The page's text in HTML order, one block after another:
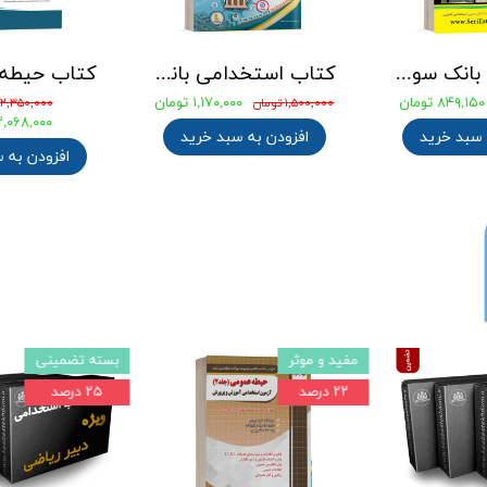
۲,۳۵۰,۰۰۰
۲,۰۶۸,۰۰۰
افزودن
کتاب استخدامی بانک های خصوصی و دولتی (بانکدار) 1404 انتشارات آراه
۱,۵۰۰,۰۰۰ تومان ۱,۱۷۰,۰۰۰ تومان
افزودن به سبد خرید
جامع ترین بانک سوالات استخدامی مهندسی شیمی، پلیمر و پتروشیمی
۸۴۹,۱۵۰ تومان
سبد خرید
بسته تضمینی
۲۵ درصد
مفید و موثر
۲۲ درصد